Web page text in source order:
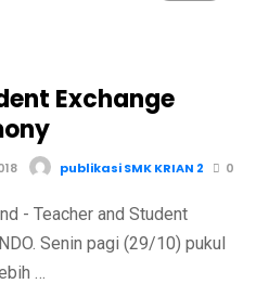
Exchange
publikasi SMK KRIAN 2 0
- Teacher and Student
Senin pagi (29/10) pukul
…